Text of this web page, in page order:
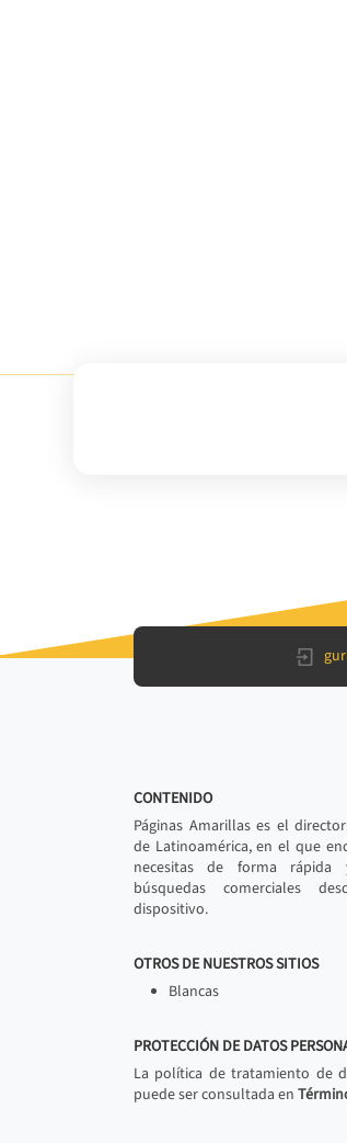
CONTENIDO
Páginas Amarillas es el
de Latinoamérica, en el que
necesitas de forma rápida
búsquedas comerciales
dispositivo.
OTROS DE NUESTROS SITIOS
Blancas
PROTECCIÓN DE DATOS
La política de tratamiento de
puede ser consultada en